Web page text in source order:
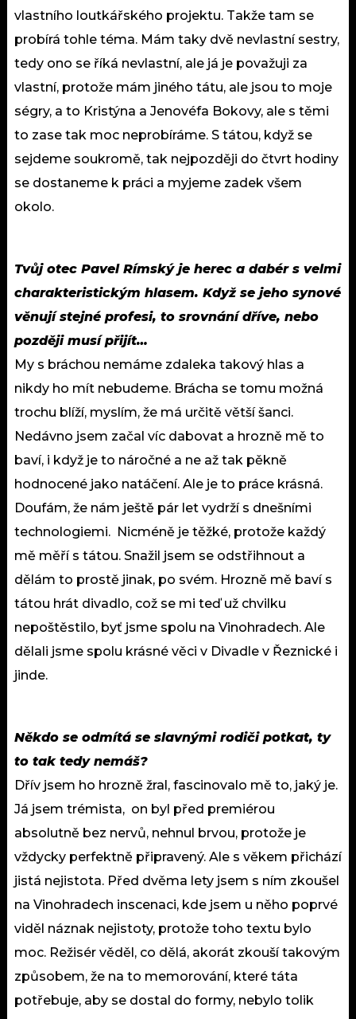
vlastního loutkářského projektu. Takže tam se
probírá tohle téma. Mám taky dvě nevlastní sestry,
tedy ono se říká nevlastní, ale já je považuji za
vlastní, protože mám jiného tátu, ale jsou to moje
ségry, a to Kristýna a Jenovéfa Bokovy, ale s těmi
to zase tak moc neprobíráme. S tátou, když se
sejdeme soukromě, tak nejpozději do čtvrt hodiny
se dostaneme k práci a myjeme zadek všem
okolo.
Tvůj otec Pavel Rímský je herec a dabér s velmi
charakteristickým hlasem. Když se jeho synové
věnují stejné profesi, to srovnání dříve, nebo
později musí přijít…
My s bráchou nemáme zdaleka takový hlas a
nikdy ho mít nebudeme. Brácha se tomu možná
trochu blíží, myslím, že má určitě větší šanci.
Nedávno jsem začal víc dabovat a hrozně mě to
baví, i když je to náročné a ne až tak pěkně
hodnocené jako natáčení. Ale je to práce krásná.
Doufám, že nám ještě pár let vydrží s dnešními
technologiemi. Nicméně je těžké, protože každý
mě měří s tátou. Snažil jsem se odstřihnout a
dělám to prostě jinak, po svém. Hrozně mě baví s
tátou hrát divadlo, což se mi teď už chvilku
nepoštěstilo, byť jsme spolu na Vinohradech. Ale
dělali jsme spolu krásné věci v Divadle v Řeznické i
jinde.
Někdo se odmítá se slavnými rodiči potkat, ty
to tak tedy nemáš?
Dřív jsem ho hrozně žral, fascinovalo mě to, jaký je.
Já jsem trémista, on byl před premiérou
absolutně bez nervů, nehnul brvou, protože je
vždycky perfektně připravený. Ale s věkem přichází
jistá nejistota. Před dvěma lety jsem s ním zkoušel
na Vinohradech inscenaci, kde jsem u něho poprvé
viděl náznak nejistoty, protože toho textu bylo
moc. Režisér věděl, co dělá, akorát zkouší takovým
způsobem, že na to memorování, které táta
potřebuje, aby se dostal do formy, nebylo tolik